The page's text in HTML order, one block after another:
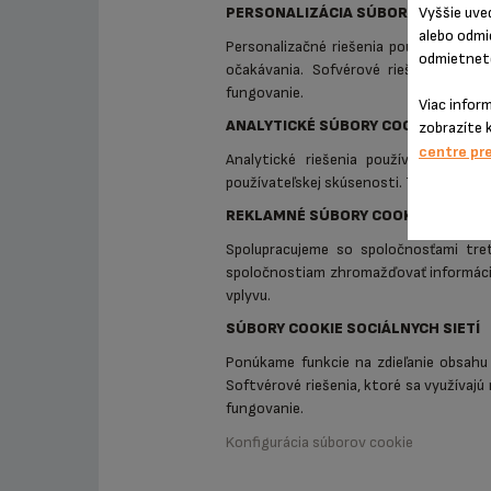
PERSONALIZÁCIA SÚBOROV COOKIE
Personalizačné riešenia používame
očakávania. Sofvérové riešenia,
fungovanie.
ANALYTICKÉ SÚBORY COOKIE
Analytické riešenia používame na
používateľskej skúsenosti. Tieto
REKLAMNÉ SÚBORY COOKIE
Spolupracujeme so spoločnosťami
spoločnostiam zhromažďovať
vplyvu.
SÚBORY COOKIE SOCIÁLNYCH SIETÍ
Ponúkame funkcie na zdieľanie
Softvérové riešenia, ktoré sa
fungovanie.
Konfigurácia súborov cookie
Vyššie
alebo
Viac
zobrazíte
centre